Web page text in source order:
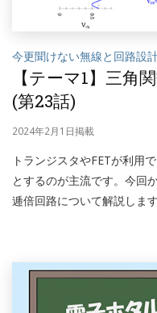
今更聞けない無線と回路設
【テーマ1】三角
(第23話)
2024年2月1日掲載
トランジスタやFETが利用
とするのが主流です。今回
逓倍回路について解説します